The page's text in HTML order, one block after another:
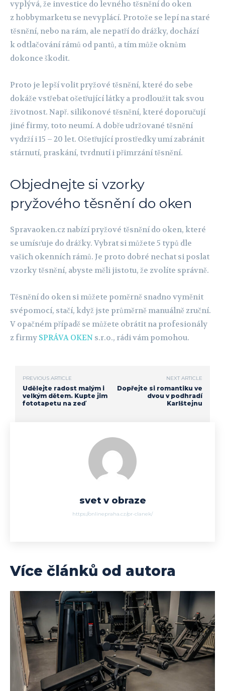
vyplývá, že investice do levného těsnění do oken
z hobbymarketu se nevyplácí. Protože se lepí na staré
těsnění, nebo na rám, ale nepatří do drážky, dochází
k odtlačování rámů od pantů, a tím může oknům
dokonce škodit.
Proto je lepší volit pryžové těsnění, které do sebe
dokáže vstřebat ošetřující látky a prodloužit tak svou
životnost. Např. silikonové těsnění, které doporučují
jiné firmy, toto neumí. A dobře udržované těsnění
vydrží i 15 – 20 let. Ošetřující prostředky umí zabránit
stárnutí, praskání, tvrdnutí i přimrzání těsnění.
Objednejte si vzorky
pryžového těsnění do oken
Spravaoken.cz nabízí pryžové těsnění do oken, které
se umísťuje do drážky. Vybrat si můžete 5 typů dle
vašich okenních rámů. Je proto dobré nechat si poslat
vzorky těsnění, abyste měli jistotu, že zvolíte správně.
Těsnění do oken si můžete poměrně snadno vyměnit
svépomocí, stačí, když jste průměrně manuálně zruční.
V opačném případě se můžete obrátit na profesionály
z firmy SPRÁVA OKEN s.r.o., rádi vám pomohou.
PREVIOUS ARTICLE
Udělejte radost malým i
velkým dětem. Kupte jim
fototapetu na zeď
NEXT ARTICLE
Dopřejte si romantiku ve
dvou v podhradí
Karlštejnu
svet v obraze
https://onlinepraha.cz/pr-clanek/
Více článků od autora